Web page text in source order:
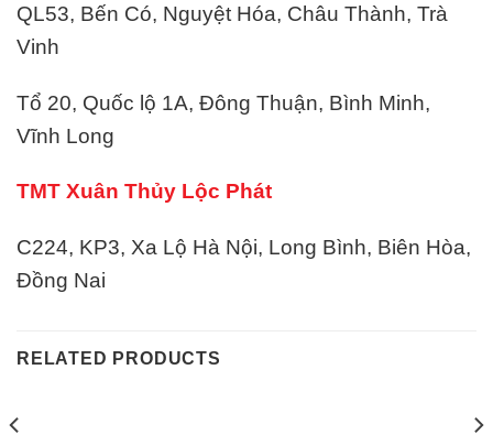
QL53, Bến Có, Nguyệt Hóa, Châu Thành, Trà
Vinh
Tổ 20, Quốc lộ 1A, Đông Thuận, Bình Minh,
Vĩnh Long
TMT Xuân Thủy Lộc Phát
C224, KP3, Xa Lộ Hà Nội, Long Bình, Biên Hòa,
Đồng Nai
RELATED PRODUCTS